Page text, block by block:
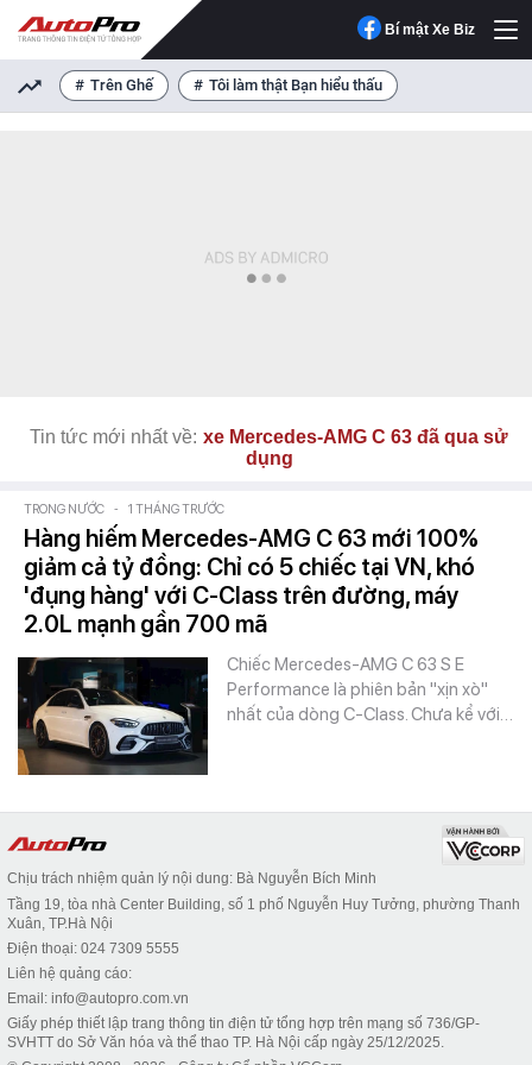
Bí mật Xe Biz
Trên Ghế Tôi làm thật Bạn hiểu thấu
Tin tức mới nhất về: xe Mercedes-AMG C 63 đã qua sử
dụng
TRONG NƯỚC - 1 THÁNG TRƯỚC
Hàng hiếm Mercedes-AMG C 63 mới 100%
giảm cả tỷ đồng: Chỉ có 5 chiếc tại VN, khó
'đụng hàng' với C-Class trên đường, máy
2.0L mạnh gần 700 mã
Chiếc Mercedes-AMG C 63 S E
Performance là phiên bản "xịn xò"
nhất của dòng C-Class. Chưa kể với…
Chịu trách nhiệm quản lý nội dung: Bà Nguyễn Bích Minh
Tầng 19, tòa nhà Center Building, số 1 phố Nguyễn Huy Tưởng, phường Thanh
Xuân, TP.Hà Nội
Điện thoại: 024 7309 5555
Liên hệ quảng cáo:
Email: info@autopro.com.vn
Giấy phép thiết lập trang thông tin điện tử tổng hợp trên mạng số 736/GP-
SVHTT do Sở Văn hóa và thể thao TP. Hà Nội cấp ngày 25/12/2025.